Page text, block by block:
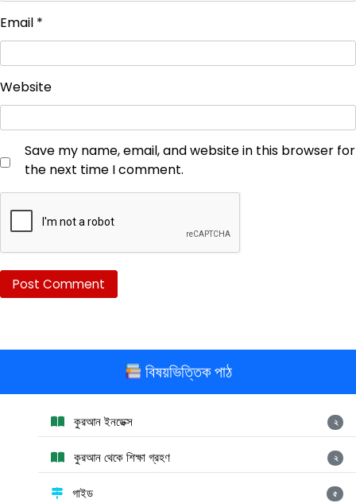
Email *
Website
Save my name, email, and website in this browser for
the next time I comment.
বিষয়ভিত্তিক পাঠ
কুরআন ইনডেক্স ২
কুরআন থেকে শিক্ষা গ্রহণ ২
গাইড ৫